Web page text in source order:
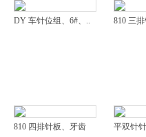
DY 车针位组、6#、.. 810 三
810 四排针板、牙齿 平双针